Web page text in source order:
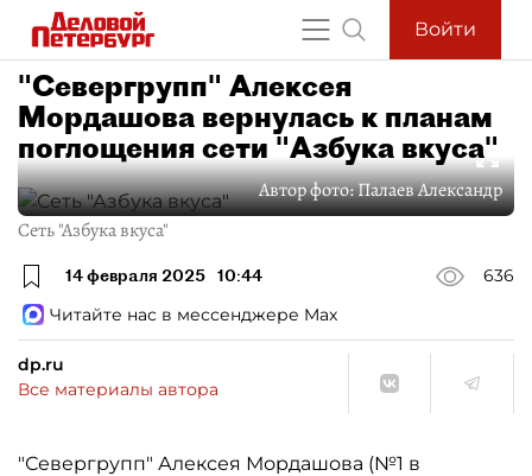
Войти
"Севергрупп" Алексея
Мордашова вернулась к планам
поглощения сети "Азбука вкуса"
Автор фото:Палаев Александр
Сеть "Азбука вкуса"
14 февраля 2025 10:44
636
Читайте нас в мессенджере Max
dp.ru
Все материалы автора
"Севергрупп" Алексея Мордашова (№1 в